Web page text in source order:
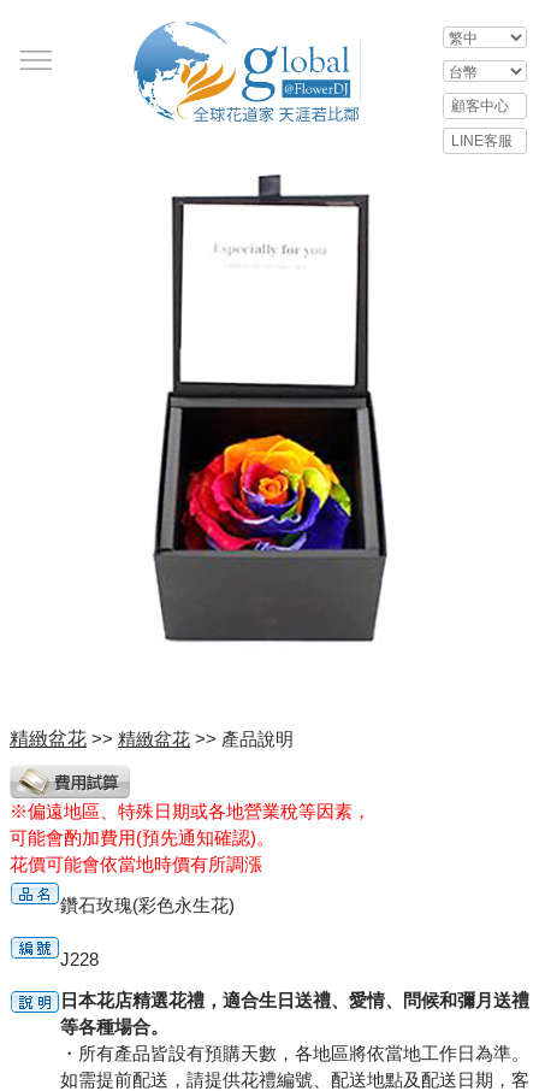
精緻盆花 >> 精緻盆花 >> 產品說明
※偏遠地區、特殊日期或各地營業稅等因素，
可能會酌加費用(預先通知確認)。
花價可能會依當地時價有所調漲
鑽石玫瑰(彩色永生花)
J228
日本花店精選花禮，適合生日送禮、愛情、問候和彌月送禮
等各種場合。
・所有產品皆設有預購天數，各地區將依當地工作日為準。
如需提前配送，請提供花禮編號、配送地點及配送日期，客